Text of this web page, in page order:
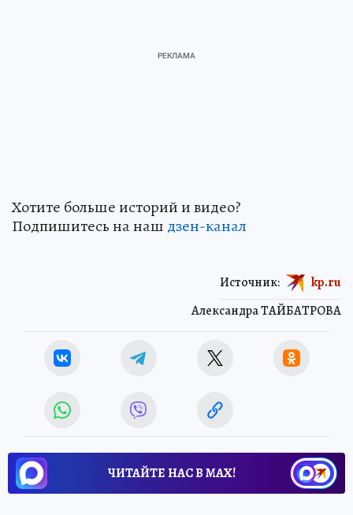
Хотите больше историй и видео?
Подпишитесь на наш дзен-канал
Александра ТАЙБАТРОВА
Источник: kp.ru
ЧИТАЙТЕ НАС В МАХ!